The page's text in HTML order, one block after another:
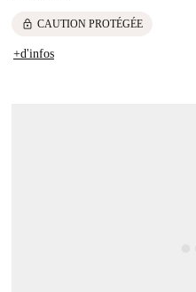
lock CAUTION PROTÉGÉE
+d'infos